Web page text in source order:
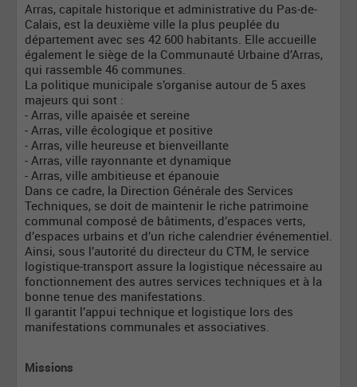
Arras, capitale historique et administrative du Pas-de-
Calais, est la deuxième ville la plus peuplée du
département avec ses 42 600 habitants. Elle accueille
également le siège de la Communauté Urbaine d’Arras,
qui rassemble 46 communes.
La politique municipale s’organise autour de 5 axes
majeurs qui sont :
- Arras, ville apaisée et sereine
- Arras, ville écologique et positive
- Arras, ville heureuse et bienveillante
- Arras, ville rayonnante et dynamique
- Arras, ville ambitieuse et épanouie
Dans ce cadre, la Direction Générale des Services
Techniques, se doit de maintenir le riche patrimoine
communal composé de bâtiments, d’espaces verts,
d’espaces urbains et d’un riche calendrier événementiel.
Ainsi, sous l’autorité du directeur du CTM, le service
logistique-transport assure la logistique nécessaire au
fonctionnement des autres services techniques et à la
bonne tenue des manifestations.
Il garantit l’appui technique et logistique lors des
manifestations communales et associatives.
Missions